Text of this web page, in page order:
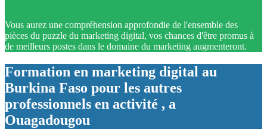
Vous aurez une compréhension approfondie de l'ensemble des
pièces du puzzle du marketing digital, vos chances d'être promus à
de meilleurs postes dans le domaine du marketing augmenteront.
Formation en marketing digital au
Burkina Faso pour les autres
professionnels en activité , a
Ouagadougou